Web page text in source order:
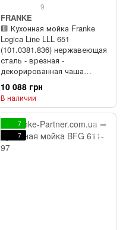
9
FRANKE
🟥 Кухонная мойка Franke
Logica Line LLL 651
(101.0381.836) нержавеющая
сталь - врезная -
декорированная чаша
10 088 грн
В наличии
7
7